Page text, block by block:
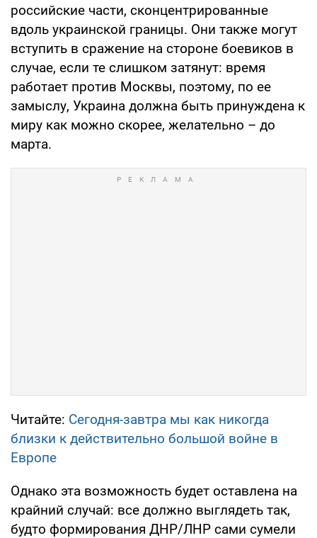
российские части, сконцентрированные
вдоль украинской границы. Они также могут
вступить в сражение на стороне боевиков в
случае, если те слишком затянут: время
работает против Москвы, поэтому, по ее
замыслу, Украина должна быть принуждена к
миру как можно скорее, желательно – до
марта.
Читайте: Сегодня-завтра мы как никогда
близки к действительно большой войне в
Европе
Однако эта возможность будет оставлена на
крайний случай: все должно выглядеть так,
будто формирования ДНР/ЛНР сами сумели